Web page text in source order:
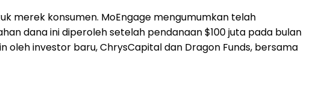
merek konsumen. MoEngage mengumumkan telah
dana ini diperoleh setelah pendanaan$100juta pada bulan
oleh investor baru, ChrysCapital dan Dragon Funds, bersama